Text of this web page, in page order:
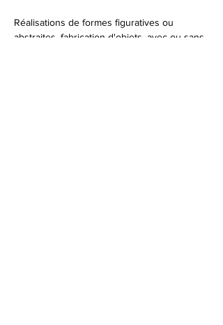
Réalisations de formes figuratives ou
abstraites, fabrication d'objets, avec ou sans